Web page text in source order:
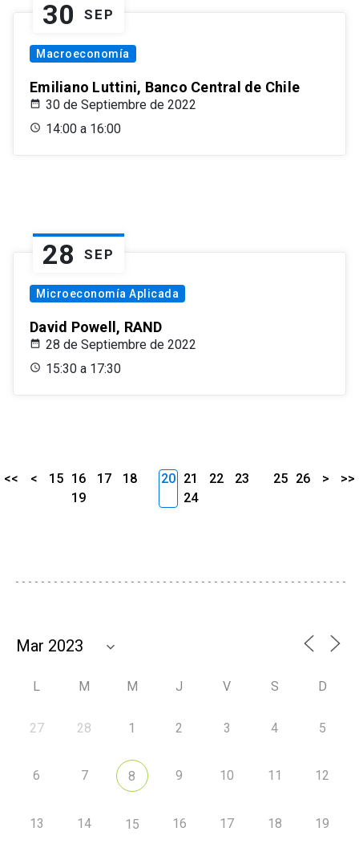
30 SEP
Macroeconomía
Emiliano Luttini, Banco Central de Chile
30 de Septiembre de 2022
14:00 a 16:00
28 SEP
Microeconomía Aplicada
David Powell, RAND
28 de Septiembre de 2022
15:30 a 17:30
<< < 15 16 17
18
19
20 21 22
23
24
25 26 > >>
L M M J V S D
27 28 1 2 3 4 5
6 7 8 9 10 11 12
13 14 15 16 17 18 19